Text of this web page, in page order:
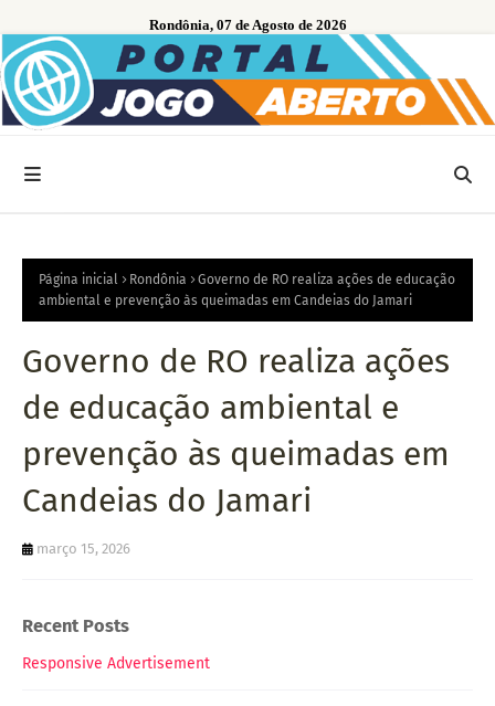
Rondônia, 07 de Agosto de 2026
Página inicial Rondônia
Governo de RO realiza ações de educação
ambiental e prevenção às queimadas em Candeias do Jamari
Governo de RO realiza ações
de educação ambiental e
prevenção às queimadas em
Candeias do Jamari
março 15, 2026
Recent Posts
Responsive Advertisement